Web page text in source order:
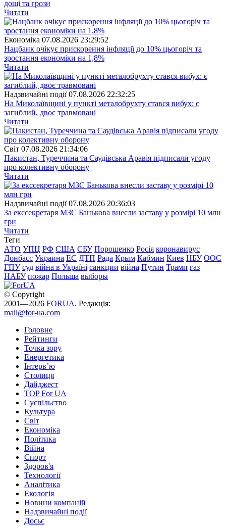
дощі та грози
Читати
Економіка 07.08.2026 23:29:52
Нацбанк очікує прискорення інфляції до 10% цьогоріч та
зростання економіки на 1,8%
Читати
Надзвичайні події 07.08.2026 22:32:25
На Миколаївщині у пункті металобрухту стався вибух: є
загиблий, двоє травмовані
Читати
Свiт 07.08.2026 21:34:06
Пакистан, Туреччина та Саудівська Аравія підписали угоду
про колективну оборону
Читати
Надзвичайні події 07.08.2026 20:36:03
За екссекретаря МЗС Банькова внесли заставу у розмірі 10 млн
грн
Читати
Теги
АТО УПЦ РФ США СБУ Порошенко Росія коронавирус
Донбасс Украина ЕС ДТП Рада Крым Кабмин Киев НБУ ООС
ГПУ суд війна в Україні санкции війна Путин Трамп газ
НАБУ пожар Польша выборы
© Copyright
2001—2026 FORUA. Редакція:
mail@for-ua.com
Головне
Рейтинги
Точка зору
Енергетика
Інтерв’ю
Столиця
Дайджест
TOP For UA
Суспiльство
Культура
Світ
Економіка
Політика
Війна
Спорт
Здоров'я
Технології
Аналітика
Екологія
Новини компаній
Надзвичайні події
Досьє